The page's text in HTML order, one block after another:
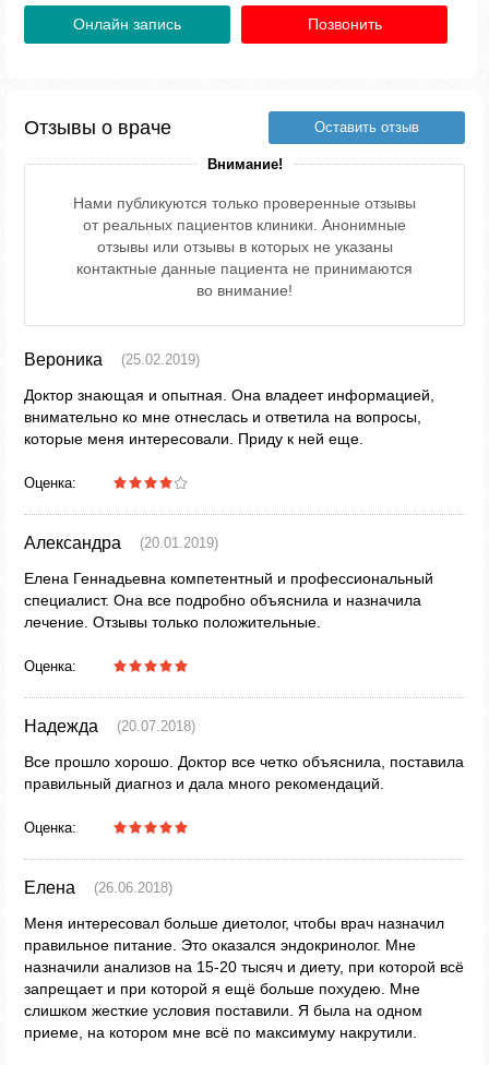
Онлайн запись Позвонить
Отзывы о враче Оставить отзыв
Внимание!
Нами публикуются только проверенные отзывы
от реальных пациентов клиники. Анонимные
отзывы или отзывы в которых не указаны
контактные данные пациента не принимаются
во внимание!
Вероника (25.02.2019)
Доктор знающая и опытная. Она владеет информацией,
внимательно ко мне отнеслась и ответила на вопросы,
которые меня интересовали. Приду к ней еще.
Оценка:
Александра (20.01.2019)
Елена Геннадьевна компетентный и профессиональный
специалист. Она все подробно объяснила и назначила
лечение. Отзывы только положительные.
Оценка:
Надежда (20.07.2018)
Все прошло хорошо. Доктор все четко объяснила, поставила
правильный диагноз и дала много рекомендаций.
Оценка:
Елена (26.06.2018)
Меня интересовал больше диетолог, чтобы врач назначил
правильное питание. Это оказался эндокринолог. Мне
назначили анализов на 15-20 тысяч и диету, при которой всё
запрещает и при которой я ещё больше похудею. Мне
слишком жесткие условия поставили. Я была на одном
приеме, на котором мне всё по максимуму накрутили.